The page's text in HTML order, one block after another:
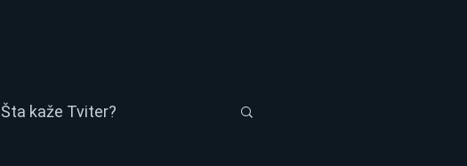
Šta kaže Tviter?